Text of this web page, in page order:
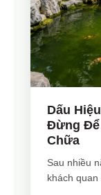
Dấu
Đừng Để
Chữa
Sau nhiều
khách quan